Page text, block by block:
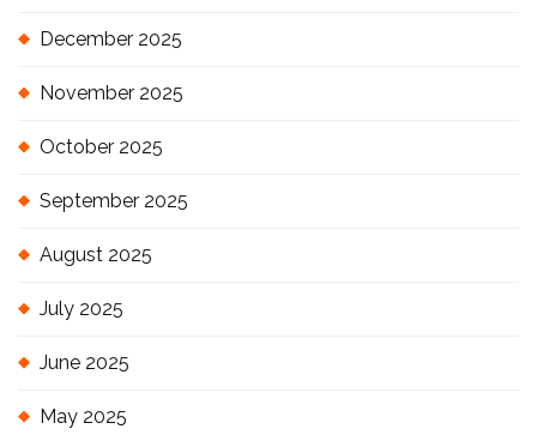
December 2025
November 2025
October 2025
September 2025
August 2025
July 2025
June 2025
May 2025